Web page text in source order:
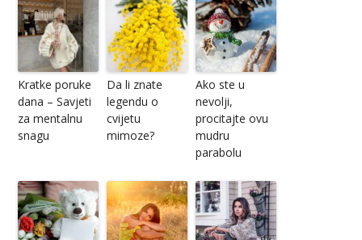
Kratke poruke
dana – Savjeti
za mentalnu
snagu
Da li znate
legendu o
cvijetu
mimoze?
Ako ste u
nevolji,
procitajte ovu
mudru
parabolu